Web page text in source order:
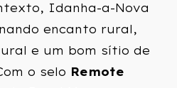
Idanha-a-Nova
encanto rural,
e um bom sítio de
o selo Remote